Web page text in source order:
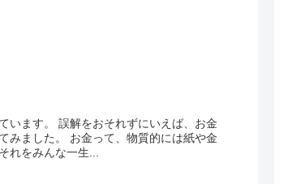
います。 誤解をおそれずにいえば、お金
みました。 お金って、物質的には紙や金
れをみんな一生...